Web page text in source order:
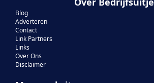
Blog
Adverteren
Contact
Link Partners
Links
Over Ons
Disclaimer